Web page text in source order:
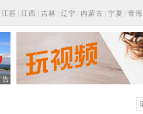
江苏 江西 吉林 辽宁 内蒙古 宁夏 青海
告